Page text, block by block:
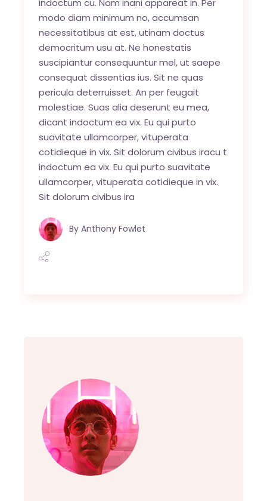
modo diam minimum no, accumsan
necessitatibus at est, utinam doctus
democritum usu at. Ne honestatis
suscipiantur consequuntur mel, ut saepe
consequat dissentias ius. Sit ne quas
pericula deterruisset. An per feugait
molestiae. Suas alia deserunt eu mea,
dicant indoctum ea vix. Eu qui purto
suavitate ullamcorper, vituperata
cotidieque in vix. Sit dolorum civibus iracu t
indoctum ea vix. Eu qui purto suavitate
ullamcorper, vituperata cotidieque in vix.
Sit dolorum civibus ira
By Anthony Fowlet